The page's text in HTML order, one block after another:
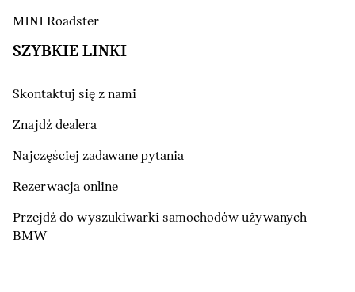
MINI Roadster
SZYBKIE LINKI
Skontaktuj się z nami
Znajdź dealera
Najczęściej zadawane pytania
Rezerwacja online
Przejdź do wyszukiwarki samochodów używanych
BMW